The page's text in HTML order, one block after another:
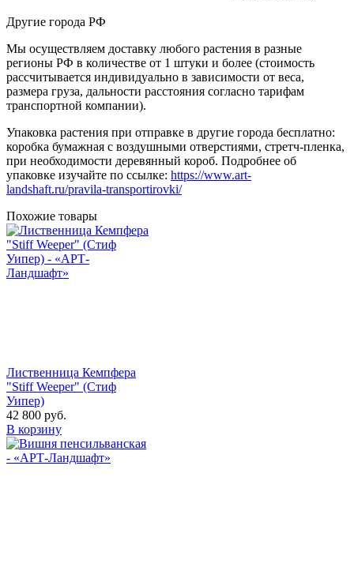
Другие города РФ
Мы осуществляем доставку любого растения в разные
регионы РФ в количестве от 1 штуки и более (стоимость
рассчитывается индивидуально в зависимости от веса,
размера груза, дальности расстояния согласно тарифам
транспортной компании).
Упаковка растения при отправке в другие города бесплатно:
коробка бумажная с воздушными отверстиями, стретч-пленка,
при необходимости деревянный короб. Подробнее об
упаковке изучайте по ссылке: https://www.art-
landshaft.ru/pravila-transportirovki/
Похожие товары
Лиственница Кемпфера
"Stiff Weeper" (Стиф
Уипер)
42 800 руб.
В корзину